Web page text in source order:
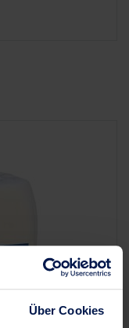
Über Cookies